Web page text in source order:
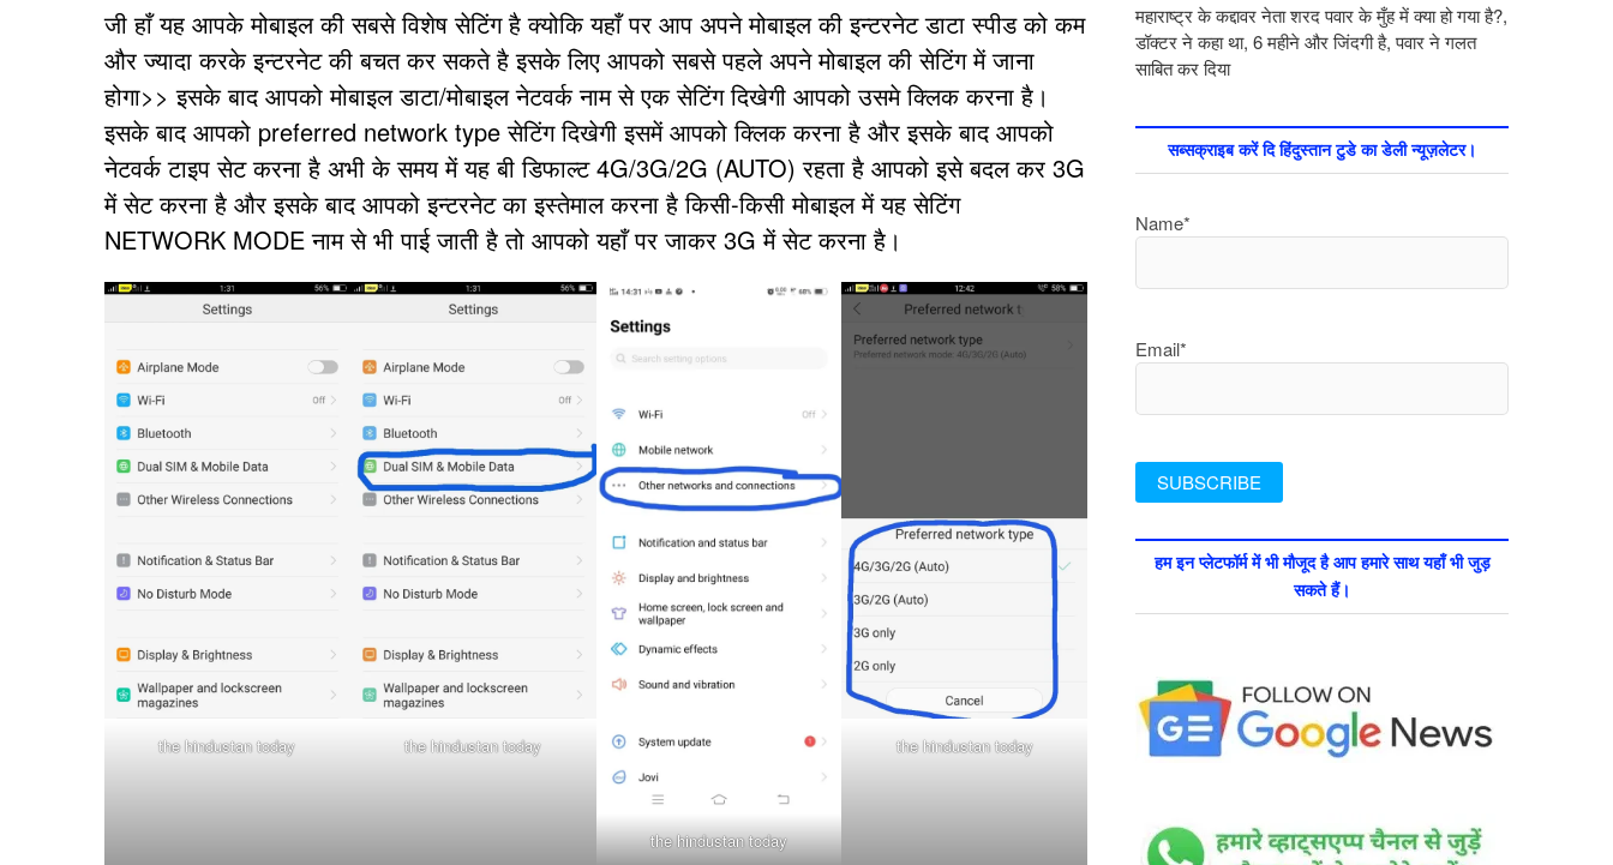
जी हाँ यह आपके मोबाइल की सबसे विशेष सेटिंग है क्योकि यहाँ पर आप अपने मोबाइल की इन्टरनेट डाटा स्पीड को कम
और ज्यादा करके इन्टरनेट की बचत कर सकते है इसके लिए आपको सबसे पहले अपने मोबाइल की सेटिंग में जाना
होगा>> इसके बाद आपको मोबाइल डाटा/मोबाइल नेटवर्क नाम से एक सेटिंग दिखेगी आपको उसमे क्लिक करना है।
इसके बाद आपको preferred network type सेटिंग दिखेगी इसमें आपको क्लिक करना है और इसके बाद आपको
नेटवर्क टाइप सेट करना है अभी के समय में यह बी डिफाल्ट 4G/3G/2G (AUTO) रहता है आपको इसे बदल कर 3G
में सेट करना है और इसके बाद आपको इन्टरनेट का इस्तेमाल करना है किसी-किसी मोबाइल में यह सेटिंग
NETWORK MODE नाम से भी पाई जाती है तो आपको यहाँ पर जाकर 3G में सेट करना है।
the hindustan today the hindustan today
the hindustan today
the hindustan today
महाराष्ट्र के कद्दावर नेता शरद पवार के मुँह में क्या हो गया है?,
डॉक्टर ने कहा था, 6 महीने और जिंदगी है, पवार ने गलत
साबित कर दिया
सब्सक्राइब करें दि हिंदुस्तान टुडे का डेली न्यूज़लेटर।
Name*
Email*
हम इन प्लेटफॉर्म में भी मौजूद है आप हमारे साथ यहाँ भी जुड़
सकते हैं।